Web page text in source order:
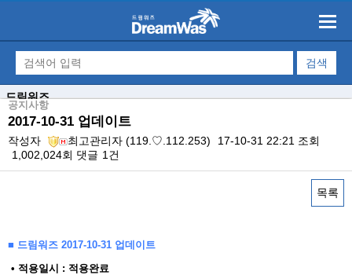
드림워즈
공지사항
2017-10-31 업데이트
작성자 최고관리자 (119.♡.112.253) 17-10-31 22:21 조회
1,002,024회 댓글 1건
목록
■ 드림워즈 2017-10-31 업데이트
​ • 적용일시 : 적용완료